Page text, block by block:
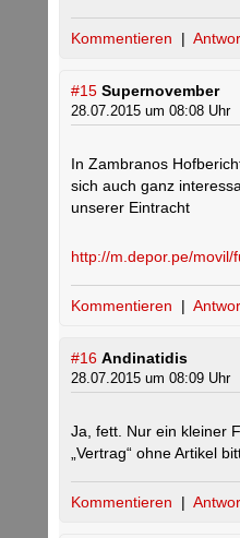
Kommentieren |
#15 Supernovember
28.07.2015 um 08:08 Uhr
In Zambranos
sich auch ganz
unserer Eintracht
http://m.depor.pe/movil/
Kommentieren |
#16 Andinatidis
28.07.2015 um 08:09 Uhr
Ja, fett. Nur ein kleiner
„Vertrag“ ohne Artikel
Kommentieren |